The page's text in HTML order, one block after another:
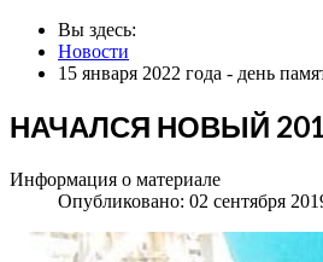
Вы здесь:
Новости
15 января 2022 года - день
НАЧАЛСЯ НОВЫЙ
Информация о материале
Опубликовано: 02 сентября